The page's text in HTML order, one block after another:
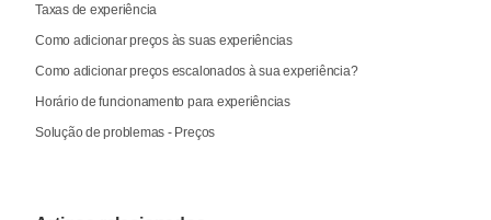
Taxas de experiência
Como adicionar preços às suas experiências
Como adicionar preços escalonados à sua experiência?
Horário de funcionamento para experiências
Solução de problemas - Preços